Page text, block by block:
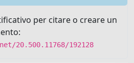
per citare o creare un
20.500.11768/192128